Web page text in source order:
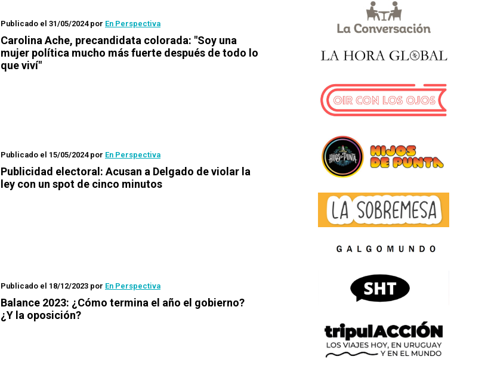
Publicado el 31/05/2024por En Perspectiva
Carolina Ache, precandidata colorada: "Soy una
mujer política mucho más fuerte después de todo lo
que viví"
Publicado el 15/05/2024por En Perspectiva
Publicidad electoral: Acusan a Delgado de violar la
ley con un spot de cinco minutos
Publicado el 18/12/2023 por En Perspectiva
Balance 2023: ¿Cómo termina el año el gobierno?
¿Y la oposición?